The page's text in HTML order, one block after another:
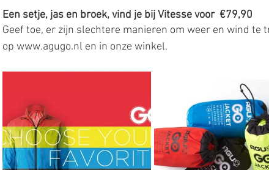
Een setje, jas en broek, vind je bij Vitesse voor  €79,90
Geef toe, er zijn slechtere manieren om weer en wind te
op www.agugo.nl en in onze winkel.